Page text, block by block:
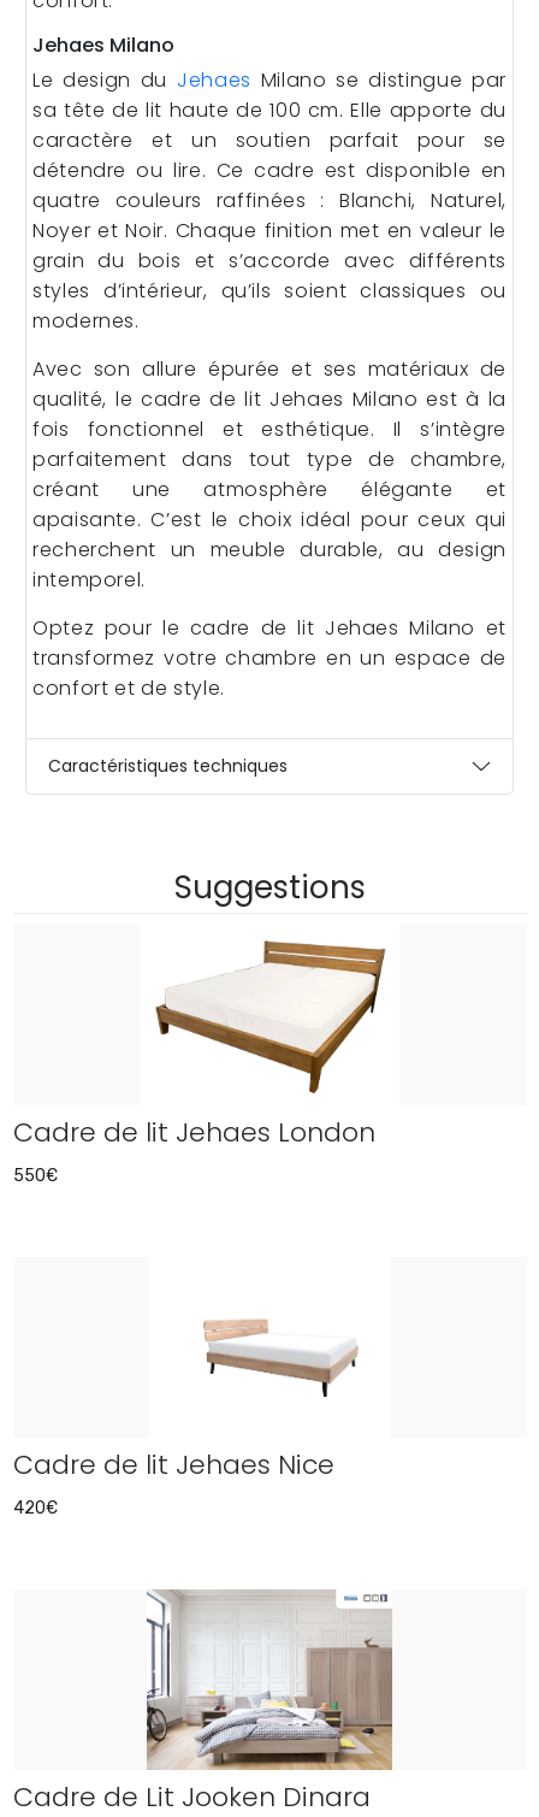
Jehaes Milano
Le design du Jehaes Milano se distingue par
sa tête de lit haute de 100 cm. Elle apporte du
caractère et un soutien parfait pour se
détendre ou lire. Ce cadre est disponible en
quatre couleurs raffinées : Blanchi, Naturel,
Noyer et Noir. Chaque finition met en valeur le
grain du bois et s’accorde avec différents
styles d’intérieur, qu’ils soient classiques ou
modernes.
Avec son allure épurée et ses matériaux de
qualité, le cadre de lit Jehaes Milano est à la
fois fonctionnel et esthétique. Il s’intègre
parfaitement dans tout type de chambre,
créant une atmosphère élégante et
apaisante. C’est le choix idéal pour ceux qui
recherchent un meuble durable, au design
intemporel.
Optez pour le cadre de lit Jehaes Milano et
transformez votre chambre en un espace de
confort et de style.
Caractéristiques techniques
Suggestions
Cadre de lit Jehaes London
550€
Cadre de lit Jehaes Nice
420€
Cadre de Lit Jooken Dinara